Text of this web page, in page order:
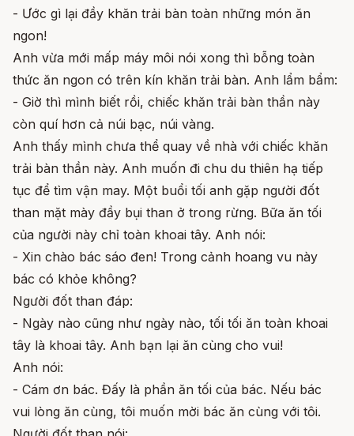
- Ước gì lại đầy khăn trải bàn toàn những món ăn
ngon!
Anh vừa mới mấp máy môi nói xong thì bỗng toàn
thức ăn ngon có trên kín khăn trải bàn. Anh lẩm bẩm:
- Giờ thì mình biết rồi, chiếc khăn trải bàn thần này
còn quí hơn cả núi bạc, núi vàng.
Anh thấy mình chưa thể quay về nhà với chiếc khăn
trải bàn thần này. Anh muốn đi chu du thiên hạ tiếp
tục để tìm vận may. Một buổi tối anh gặp người đốt
than mặt mày đầy bụi than ở trong rừng. Bữa ăn tối
của người này chỉ toàn khoai tây. Anh nói:
- Xin chào bác sáo đen! Trong cảnh hoang vu này
bác có khỏe không?
Người đốt than đáp:
- Ngày nào cũng như ngày nào, tối tối ăn toàn khoai
tây là khoai tây. Anh bạn lại ăn cùng cho vui!
Anh nói:
- Cám ơn bác. Đấy là phần ăn tối của bác. Nếu bác
vui lòng ăn cùng, tôi muốn mời bác ăn cùng với tôi.